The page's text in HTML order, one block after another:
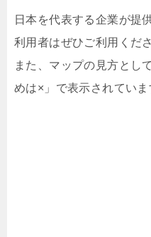
日本を代表する企業が提
利用者はぜひご利用くださ
また、マップの見方とし
めは×」で表示されていま